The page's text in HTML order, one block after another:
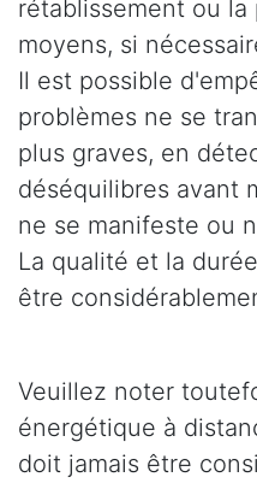
rétablissement ou
moyens, si
Il est possible
problèmes ne se
plus graves, en
déséquilibres avant
ne se manifeste ou
La qualité et la
être
Veuillez noter
énergétique à
doit jamais être